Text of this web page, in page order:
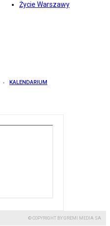
Życie Warszawy
KALENDARIUM
© COPYRIGHT BY GREMI MEDIA SA